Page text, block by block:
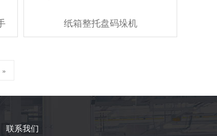
纸箱整托盘码垛机
»
联系我们